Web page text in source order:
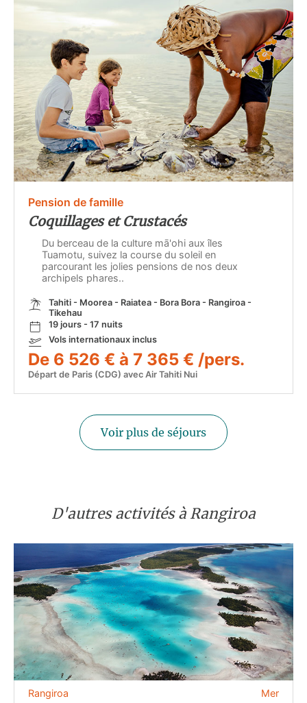
Pension de famille
Coquillages et Crustacés
Du berceau de la culture mā'ohi aux îles
Tuamotu, suivez la course du soleil en
parcourant les jolies pensions de nos deux
archipels phares..
Tahiti - Moorea - Raiatea - Bora Bora - Rangiroa -
Tikehau
19 jours - 17 nuits
Vols internationaux inclus
De 6 526 € à 7 365 € /pers.
Départ de Paris (CDG) avec Air Tahiti Nui
Voir plus de séjours
D'autres activités à Rangiroa
Mer
Rangiroa